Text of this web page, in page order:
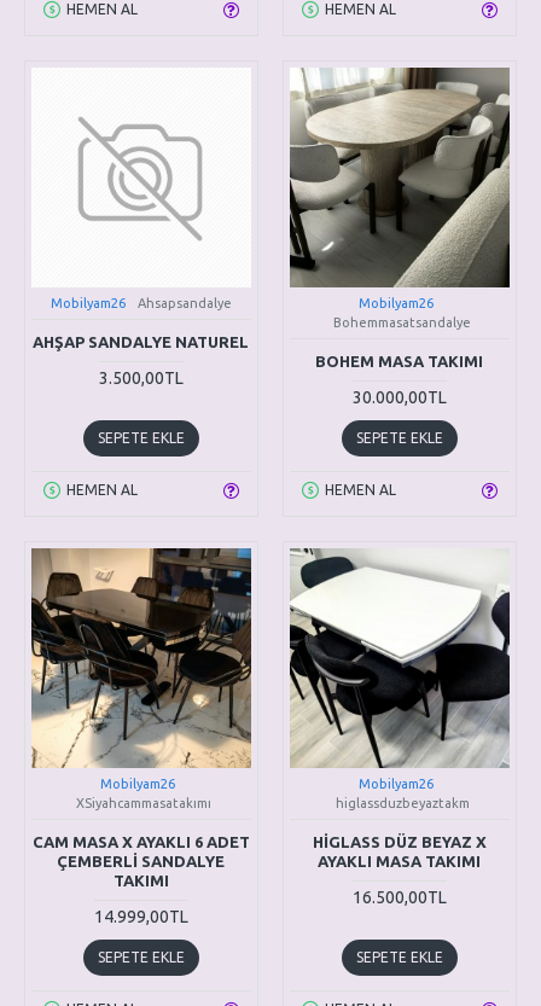
HEMEN AL HEMEN AL
Mobilyam26 Ahsapsandalye
AHŞAP SANDALYE NATUREL
3.500,00TL
SEPETE EKLE
HEMEN AL
Mobilyam26
Bohemmasatsandalye
BOHEM MASA TAKIMI
30.000,00TL
SEPETE EKLE
HEMEN AL
Mobilyam26
XSiyahcammasatakımı
CAM MASA X AYAKLI 6 ADET
ÇEMBERLİ SANDALYE
TAKIMI
14.999,00TL
SEPETE EKLE
Mobilyam26
higlassduzbeyaztakm
HİGLASS DÜZ BEYAZ X
AYAKLI MASA TAKIMI
16.500,00TL
SEPETE EKLE